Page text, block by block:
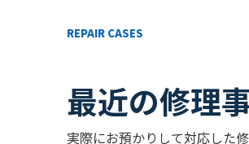
REPAIR CASES
最近の修理
実際にお預かりして対応した